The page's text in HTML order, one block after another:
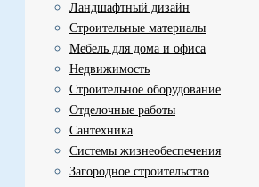
Ландшафтный дизайн
Строительные материалы
Мебель для дома и офиса
Недвижимость
Строительное оборудование
Отделочные работы
Сантехника
Системы жизнеобеспечения
Загородное строительство